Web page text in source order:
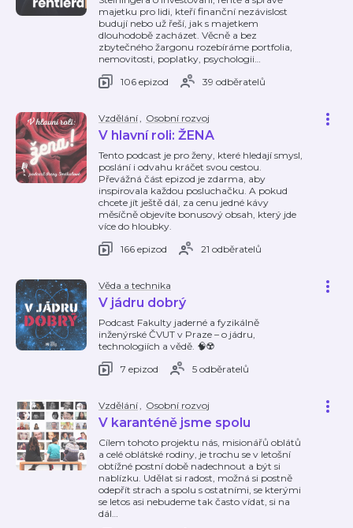
majetku pro lidi, kteří finanční nezávislost
budují nebo už řeší, jak s majetkem
dlouhodobě zacházet. Věcně a bez
zbytečného žargonu rozebíráme portfolia,
nemovitosti, poplatky, psychologii…
106 epizod
39 odběratelů
Vzdělání, Osobní rozvoj
V hlavní roli: ŽENA
Tento podcast je pro ženy, které hledají smysl,
poslání i odvahu kráčet svou cestou.
Převážná část epizod je zdarma, aby
inspirovala každou posluchačku. A pokud
chcete jít ještě dál, za cenu jedné kávy
měsíčně objevíte bonusový obsah, který jde
více do hloubky.
166 epizod
21 odběratelů
Věda a technika
V jádru dobrý
Podcast Fakulty jaderné a fyzikálně
inženýrské ČVUT v Praze – o jádru,
technologiích a vědě. 🧠☢️
7 epizod
5 odběratelů
Vzdělání, Osobní rozvoj
V karanténě jsme spolu
Cílem tohoto projektu nás, misionářů oblátů
a celé oblátské rodiny, je trochu se v letošní
obtížné postní době nadechnout a být si
nablízku. Udělat si radost, možná si postně
odepřít strach a spolu s ostatními, se kterými
se letos asi nebudeme tak často vídat, si na
dál…